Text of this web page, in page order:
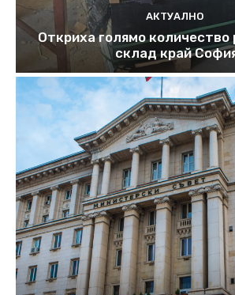
АКТУАЛНО
Откриха голямо количество
склад край